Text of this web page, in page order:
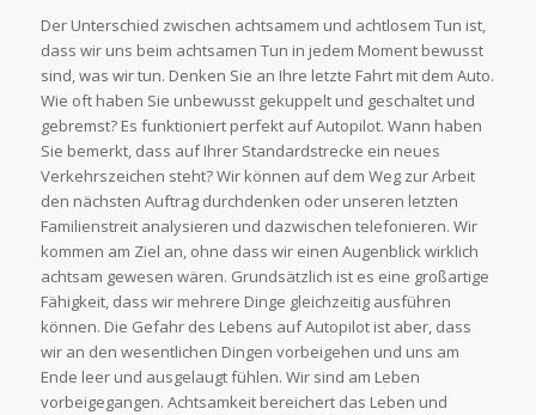
Der Unterschied zwischen achtsamem und achtlosem Tun ist,
dass wir uns beim achtsamen Tun in jedem Moment bewusst
sind, was wir tun. Denken Sie an Ihre letzte Fahrt mit dem Auto.
Wie oft haben Sie unbewusst gekuppelt und geschaltet und
gebremst? Es funktioniert perfekt auf Autopilot. Wann haben
Sie bemerkt, dass auf Ihrer Standardstrecke ein neues
Verkehrszeichen steht? Wir können auf dem Weg zur Arbeit
den nächsten Auftrag durchdenken oder unseren letzten
Familienstreit analysieren und dazwischen telefonieren. Wir
kommen am Ziel an, ohne dass wir einen Augenblick wirklich
achtsam gewesen wären. Grundsätzlich ist es eine großartige
Fähigkeit, dass wir mehrere Dinge gleichzeitig ausführen
können. Die Gefahr des Lebens auf Autopilot ist aber, dass
wir an den wesentlichen Dingen vorbeigehen und uns am
Ende leer und ausgelaugt fühlen. Wir sind am Leben
vorbeigegangen. Achtsamkeit bereichert das Leben und